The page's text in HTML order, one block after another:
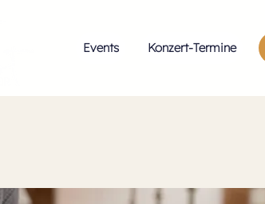
Events Konzert-Termine